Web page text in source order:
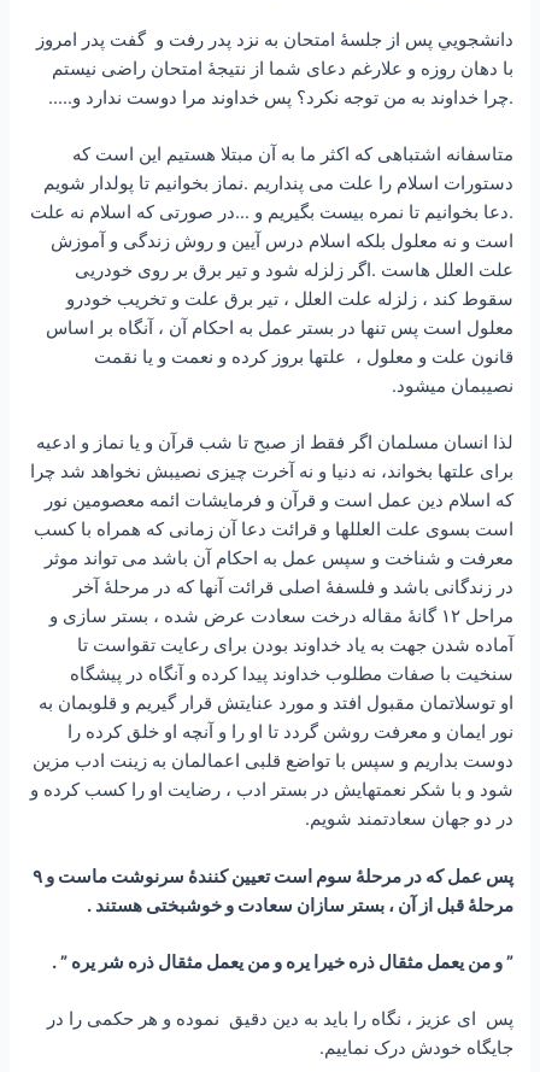
دانشجويي پس از جلسۀ امتحان به نزد پدر رفت و گفت پدر امروز
با دهان روزه و علارغم دعای شما از نتیجۀ امتحان راضی نیستم
.چرا خداوند به من توجه نکرد؟ پس خداوند مرا دوست ندارد و…..
متاسفانه اشتباهی که اکثر ما به آن مبتلا هستیم این است که
دستورات اسلام را علت می پنداریم .نماز بخوانیم تا پولدار شویم
.دعا بخوانیم تا نمره بیست بگیریم و …در صورتی که اسلام نه علت
است و نه معلول بلکه اسلام درس آیین و روش زندگی و آموزش
علت العلل هاست .اگر زلزله شود و تیر برق بر روی خودریی
سقوط کند ، زلزله علت العلل ، تیر برق علت و تخریب خودرو
معلول است پس تنها در بستر عمل به احکام آن ، آنگاه بر اساس
قانون علت و معلول ، علتها بروز کرده و نعمت و یا نقمت
نصیبمان میشود.
لذا انسان مسلمان اگر فقط از صبح تا شب قرآن و یا نماز و ادعیه
برای علتها بخواند، نه دنیا و نه آخرت چیزی نصیبش نخواهد شد چرا
که اسلام دین عمل است و قرآن و فرمایشات ائمه معصومین نور
است بسوی علت العللها و قرائت دعا آن زمانی که همراه با کسب
معرفت و شناخت و سپس عمل به احکام آن باشد می تواند موثر
در زندگانی باشد و فلسفۀ اصلی قرائت آنها که در مرحلۀ آخر
مراحل ۱۲ گانۀ مقاله درخت سعادت عرض شده ، بستر سازی و
آماده شدن جهت به یاد خداوند بودن برای رعایت تقواست تا
سنخیت با صفات مطلوب خداوند پیدا کرده و آنگاه در پیشگاه
او توسلاتمان مقبول افتد و مورد عنایتش قرار گیریم و قلوبمان به
نور ایمان و معرفت روشن گردد تا او را و آنچه او خلق کرده را
دوست بداریم و سپس با تواضع قلبی اعمالمان به زینت ادب مزین
شود و با شکر نعمتهایش در بستر ادب ، رضایت او را کسب کرده و
در دو جهان سعادتمند شویم.
پس عمل که در مرحلۀ سوم است تعیین کنندۀ سرنوشت ماست و ۹
مرحلۀ قبل از آن ، بستر سازان سعادت و خوشبختی هستند .
” و من یعمل مثقال ذره خیرا یره و من یعمل مثقال ذره شر یره ” .
پس ای عزیز ، نگاه را باید به دین دقیق نموده و هر حکمی را در
جایگاه خودش درک نماییم.